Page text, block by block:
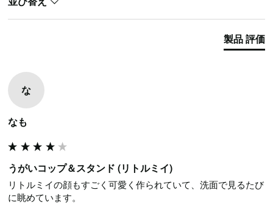
製品 評価
な
なも
うがいコップ＆スタンド (リトルミイ)
リトルミイの顔もすごく可愛く作られていて、洗面で見るたび
に眺めています。